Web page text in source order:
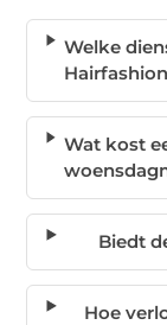
Welke
Wat kost
Biedt
Hoe